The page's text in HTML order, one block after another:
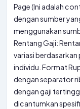
Page (Ini adalah
dengan sumber
menggunakan
Rentang Gaji:
variasi
individu. Format
dengan separator
dengan gaji
dicantumkan